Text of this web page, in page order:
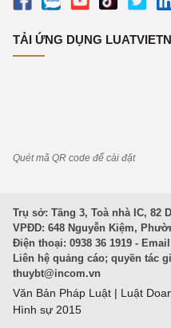
TẢI ỨNG DỤNG
Quét mã QR code để cài đặt
Trụ sở: Tầng 3, Toà nhà IC, 82
VPĐD: 648 Nguyễn Kiệm,
Điện thoại: 0938 36 1919 -
Liên hệ quảng cáo; quyền tác
thuybt@incom.vn
Văn Bản Pháp Luật | Luật
Hình sự 2015